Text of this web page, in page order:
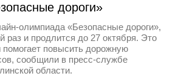
дороги»
олимпиада «Безопасные дороги»,
раз и продлится до 27 октября. Это
помогает повысить дорожную
сообщили в пресс-службе
области.